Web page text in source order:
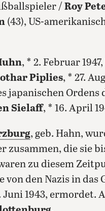
/ Roy
(43), US-
, * 2. Februar
Piplies, * 27.
japanischen
Sielaff, * 16. April
, geb. Hahn,
die sie
zu diesem
von den Nazis in
Juni 1943,